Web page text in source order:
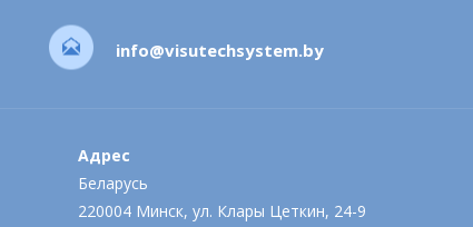
info@visutechsystem.by
Адрес
Беларусь
220004 Минск, ул. Клары Цеткин, 24-9